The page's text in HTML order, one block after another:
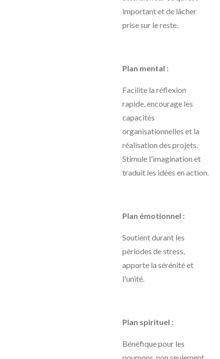
important et de lâcher
prise sur le reste.
Plan mental :
Facilite la réflexion
rapide, encourage les
capacités
organisationnelles et la
réalisation des projets.
Stimule l'imagination et
traduit les idées en action.
Plan émotionnel :
Soutient durant les
périodes de stress,
apporte la sérénité et
l'unité.
Plan spirituel :
Bénéfique pour les